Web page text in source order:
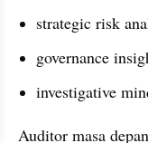
strategic risk
governance
investigative
Auditor masa